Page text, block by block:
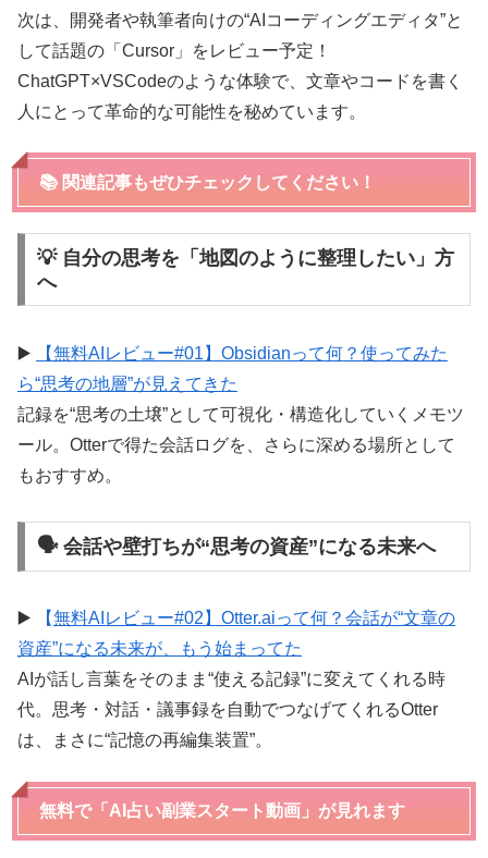
次は、開発者や執筆者向けの“AIコーディングエディタ”と
して話題の「Cursor」をレビュー予定！
ChatGPT×VSCodeのような体験で、文章やコードを書く
人にとって革命的な可能性を秘めています。
📚 関連記事もぜひチェックしてください！
💡 自分の思考を「地図のように整理したい」方
へ
▶️
【無料AIレビュー#01】Obsidianって何？使ってみた
ら“思考の地層”が見えてきた
記録を“思考の土壌”として可視化・構造化していくメモツ
ール。Otterで得た会話ログを、さらに深める場所として
もおすすめ。
🗣 会話や壁打ちが“思考の資産”になる未来へ
▶️ 【無料AIレビュー#02】Otter.aiって何？会話が“文章の
資産”になる未来が、もう始まってた
AIが話し言葉をそのまま“使える記録”に変えてくれる時
代。思考・対話・議事録を自動でつなげてくれるOtter
は、まさに“記憶の再編集装置”。
無料で「AI占い副業スタート動画」が見れます